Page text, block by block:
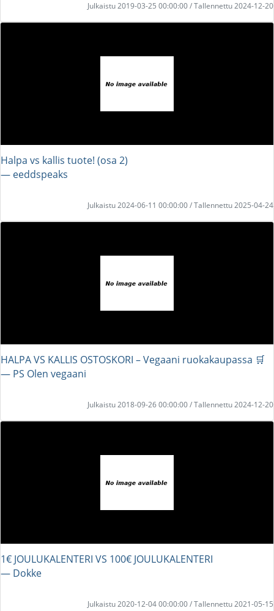
Julkaistu 2019-03-25 00:00:00 / Tallennettu 2024-12-20
Halpa vs kallis tuote! (osa 2)
― eeddspeaks
Julkaistu 2024-06-11 00:00:00 / Tallennettu 2025-04-24
HALPA VS KALLIS OSTOSKORI – Vegaani ruokakaupassa 🛒
― PS Olen vegaani
Julkaistu 2018-09-26 00:00:00 / Tallennettu 2024-12-20
1€ JOULUKALENTERI VS 100€ JOULUKALENTERI
― Dokke
Julkaistu 2020-12-04 00:00:00 / Tallennettu 2021-05-15